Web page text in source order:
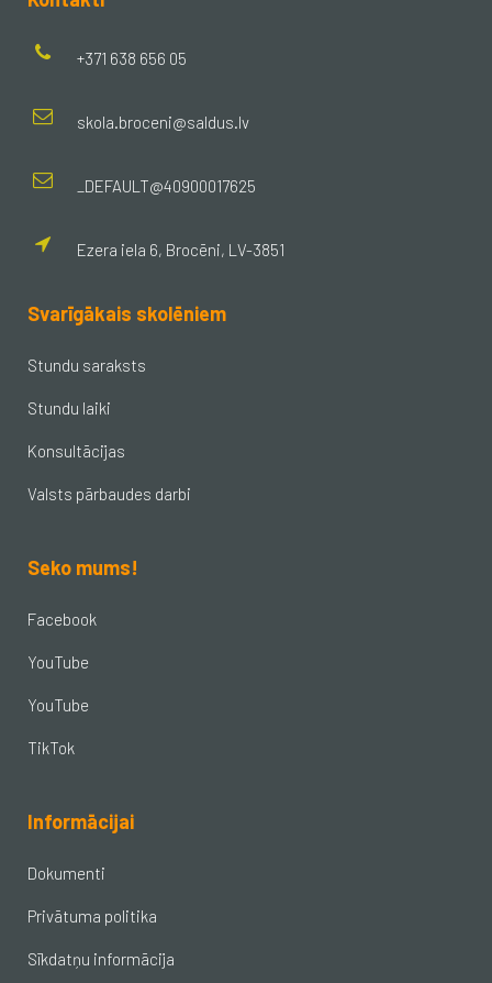
+371 638 656 05
skola.broceni@saldus.lv
_DEFAULT@40900017625
Ezera iela 6, Brocēni, LV-3851
Svarīgākais skolēniem
Stundu saraksts
Stundu laiki
Konsultācijas
Valsts pārbaudes darbi
Seko mums!
Facebook
YouTube
YouTube
TikTok
Informācijai
Dokumenti
Privātuma politika
Sīkdatņu informācija